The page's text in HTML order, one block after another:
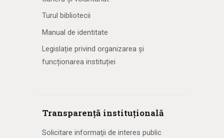
Turul bibliotecii
Manual de identitate
Legislație privind organizarea și
funcționarea instituției
Transparență instituțională
Solicitare informaţii de interes public